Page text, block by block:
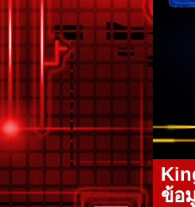
ข้อ